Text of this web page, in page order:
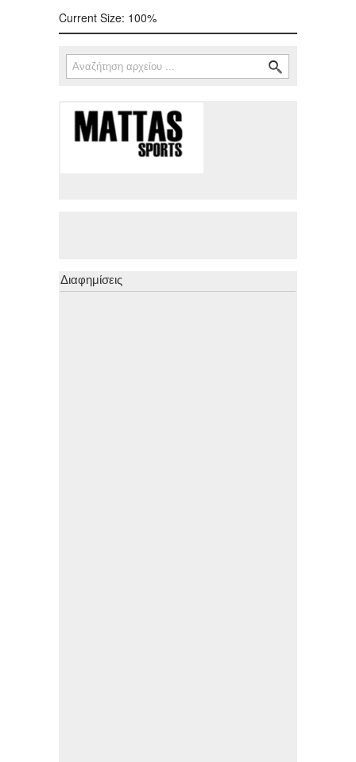
Current Size: 100%
Φόρμα αναζήτησης
Αναζήτηση
Διαφημίσεις